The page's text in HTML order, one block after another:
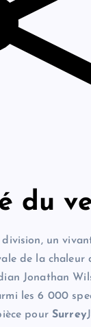
du
un
de la chaleur
Jonathan
les 6 000
pourSurrey